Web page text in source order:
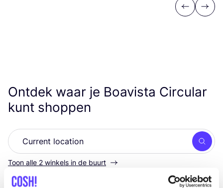
Previous
Next
Ontdek waar je Boavista Circular
kunt shoppen
Zoek
Toon alle 2 winkels in de buurt